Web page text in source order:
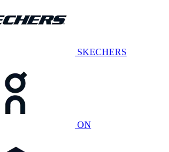
SKECHERS
ON